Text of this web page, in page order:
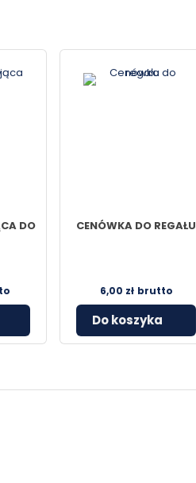
DO
CENÓWKA DO REGAŁU
6,00 zł brutto
Do koszyka